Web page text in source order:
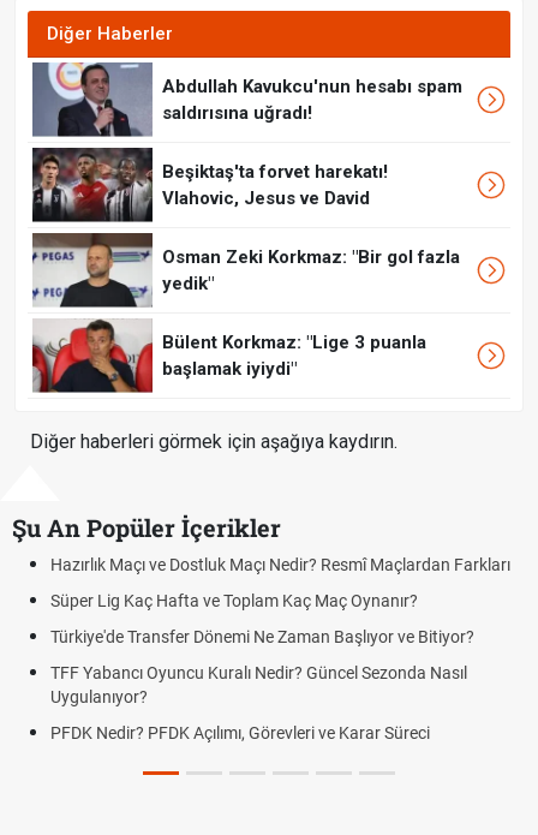
Diğer Haberler
Abdullah Kavukcu'nun hesabı spam
saldırısına uğradı!
Beşiktaş'ta forvet harekatı!
Vlahovic, Jesus ve David
Osman Zeki Korkmaz: "Bir gol fazla
yedik"
Bülent Korkmaz: "Lige 3 puanla
başlamak iyiydi"
Diğer haberleri görmek için aşağıya kaydırın.
Şu An Popüler İçerikler
Hazırlık Maçı ve Dostluk Maçı Nedir? Resmî Maçlardan Farkları
Süper Lig Kaç Hafta ve Toplam Kaç Maç Oynanır?
Türkiye'de Transfer Dönemi Ne Zaman Başlıyor ve Bitiyor?
TFF Yabancı Oyuncu Kuralı Nedir? Güncel Sezonda Nasıl
Uygulanıyor?
PFDK Nedir? PFDK Açılımı, Görevleri ve Karar Süreci